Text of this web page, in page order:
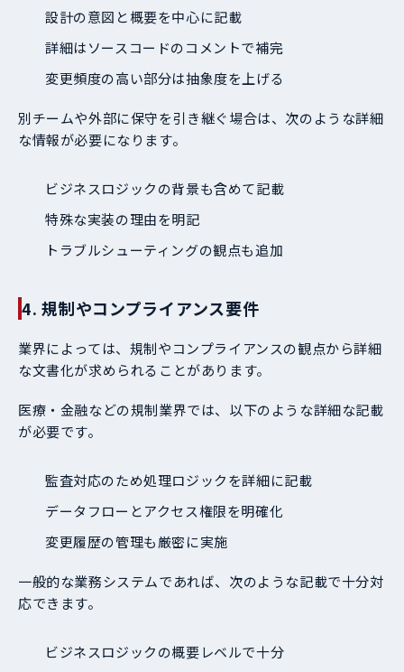
設計の意図と概要を中心に記載
詳細はソースコードのコメントで補完
変更頻度の高い部分は抽象度を上げる
別チームや外部に保守を引き継ぐ場合は、次のような詳細
な情報が必要になります。
ビジネスロジックの背景も含めて記載
特殊な実装の理由を明記
トラブルシューティングの観点も追加
4. 規制やコンプライアンス要件
業界によっては、規制やコンプライアンスの観点から詳細
な文書化が求められることがあります。
医療・金融などの規制業界では、以下のような詳細な記載
が必要です。
監査対応のため処理ロジックを詳細に記載
データフローとアクセス権限を明確化
変更履歴の管理も厳密に実施
一般的な業務システムであれば、次のような記載で十分対
応できます。
ビジネスロジックの概要レベルで十分